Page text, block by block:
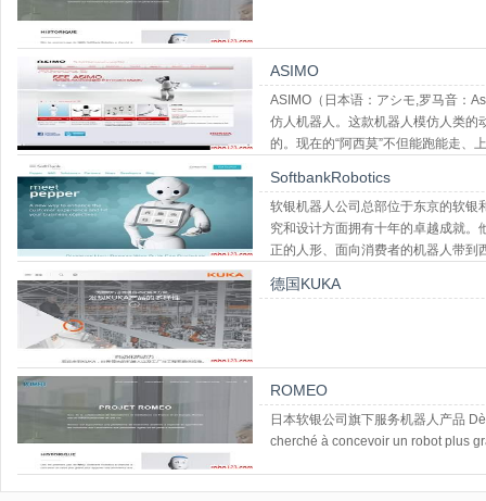
ASIMO
ASIMO（日本语：アシモ,罗马音：
仿人机器人。这款机器人模仿人类的
的。现在的“阿西莫”不但能跑能走、
SoftbankRobotics
软银机器人公司总部位于东京的软
究和设计方面拥有十年的卓越成就
正的人形、面向消费者的机器人带到
德国KUKA
ROMEO
日本软银公司旗下服务机器人产品
cherché à concevoir un robot plus